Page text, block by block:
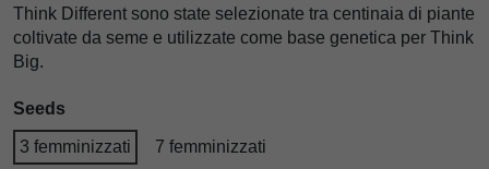
Think Different sono state selezionate tra centinaia di piante
coltivate da seme e utilizzate come base genetica per Think
Big.
Seeds
3 femminizzati 7 femminizzati